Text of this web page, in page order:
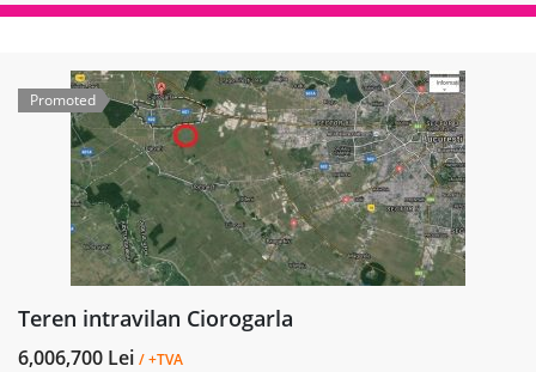
Promoted
Teren intravilan Ciorogarla
6,006,700 Lei / +TVA